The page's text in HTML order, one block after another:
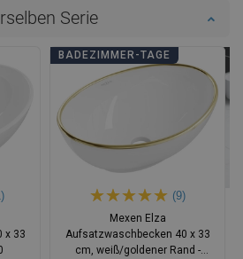
Serie
x 33
BADEZIMMER-TAGE
(9)
Mexen Elza
Aufsatzwaschbecken 40 x 33
cm, weiß/goldener Rand -